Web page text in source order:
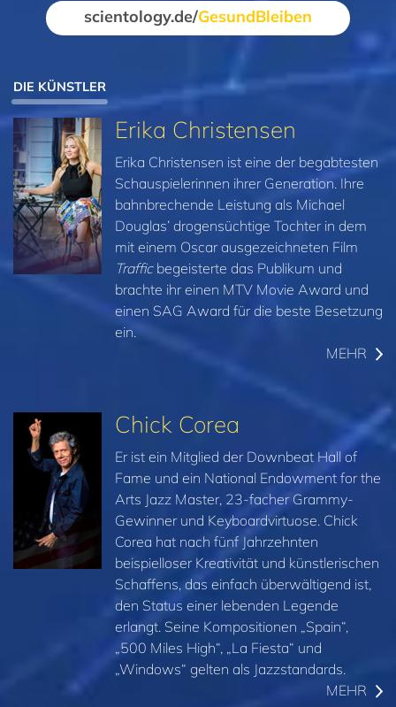
scientology.de/GesundBleiben
DIE KÜNSTLER
Erika Christensen
Erika Christensen ist eine der begabtesten
Schauspielerinnen ihrer Generation. Ihre
bahnbrechende Leistung als Michael
Douglas’ drogensüchtige Tochter in dem
mit einem Oscar ausgezeichneten Film
Trafficbegeisterte das Publikum und
brachte ihr einen MTV Movie Award und
einen SAG Award für die beste Besetzung
ein.
MEHR
Chick Corea
Er ist ein Mitglied der Downbeat Hall of
Fame und ein National Endowment for the
Arts Jazz Master, 23‑facher Grammy-
Gewinner und Keyboardvirtuose. Chick
Corea hat nach fünf Jahrzehnten
beispielloser Kreativität und künstlerischen
Schaffens, das einfach überwältigend ist,
den Status einer lebenden Legende
erlangt. Seine Kompositionen „Spain“,
„500 Miles High“, „La Fiesta“ und
„Windows“ gelten als Jazzstandards.
MEHR